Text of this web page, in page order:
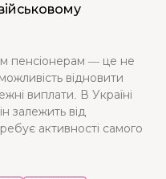
пенсіонерам — це не
відновити
виплати. В Україні
залежить від
активності самого